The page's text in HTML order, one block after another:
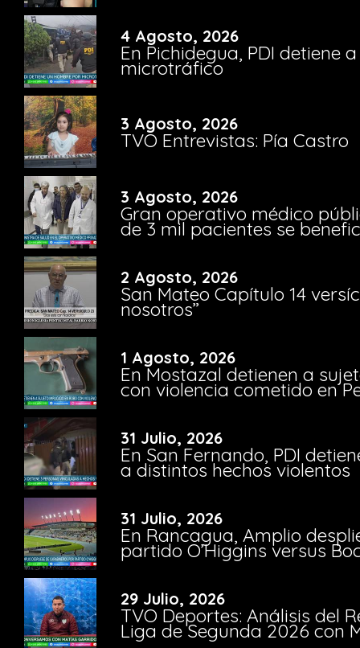
4 Agosto, 2026
En Pichidegua, PDI detiene
microtráfico
3 Agosto, 2026
TVO Entrevistas: Pía Castro
3 Agosto, 2026
Gran operativo médico
de 3 mil pacientes se
2 Agosto, 2026
San Mateo Capítulo 14
nosotros”
1 Agosto, 2026
En Mostazal detienen a
con violencia cometido en
31 Julio, 2026
En San Fernando, PDI
a distintos hechos violentos
31 Julio, 2026
En Rancagua, Amplio
partido O’Higgins versus
29 Julio, 2026
TVO Deportes: Análisis del
Liga de Segunda 2026 con